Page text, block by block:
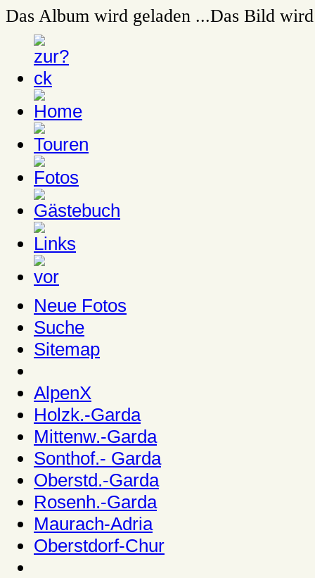
Das Album wird geladen ...Das Bild
Neue Fotos
Suche
Sitemap
AlpenX
Holzk.-Garda
Mittenw.-Garda
Sonthof.- Garda
Oberstd.-Garda
Rosenh.-Garda
Maurach-Adria
Oberstdorf-Chur